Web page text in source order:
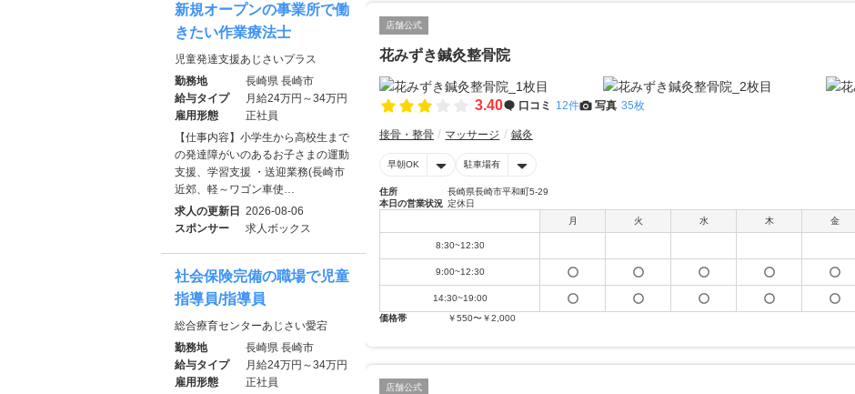
店舗公式
花みずき鍼灸整骨院
3.40 口コミ 12件 写真 35枚
接骨・整骨 マッサージ 鍼灸
早朝OK 駐車場有
住所
長崎県長崎市平和町5-29
本日の営業状況 定休日
月
火 水 木 金
8:30~12:30
9:00~12:30
14:30~19:00
価格帯
￥550〜￥2,000
店舗公式
新規オープンの事業所で働
きたい作業療法士
児童発達支援あじさいプラス
勤務地
長崎県 長崎市
給与タイプ
月給24万円～34万円
雇用形態
正社員
【仕事内容】小学生から高校生まで
の発達障がいのあるお子さまの運動
支援、学習支援 ・送迎業務(長崎市
近郊、軽～ワゴン車使…
求人の更新日 2026-08-06
スポンサー
求人ボックス
社会保険完備の職場で児童
指導員/指導員
総合療育センターあじさい愛宕
勤務地
長崎県 長崎市
給与タイプ
月給24万円～34万円
雇用形態
正社員